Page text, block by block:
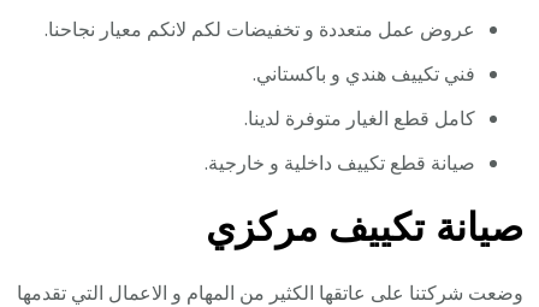
عروض عمل متعددة و تخفيضات لكم لانكم معيار نجاحنا.
فني تكييف هندي و باكستاني.
كامل قطع الغيار متوفرة لدينا.
صيانة قطع تكييف داخلية و خارجية.
صيانة تكييف مركزي
وضعت شركتنا على عاتقها الكثير من المهام و الاعمال التي تقدمها